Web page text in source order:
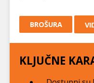
BROŠURA
KLJUČNE